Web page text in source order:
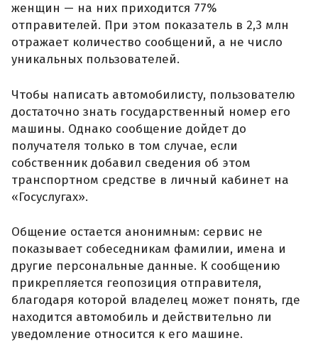
женщин — на них приходится 77%
отправителей. При этом показатель в 2,3 млн
отражает количество сообщений, а не число
уникальных пользователей.
Чтобы написать автомобилисту, пользователю
достаточно знать государственный номер его
машины. Однако сообщение дойдет до
получателя только в том случае, если
собственник добавил сведения об этом
транспортном средстве в личный кабинет на
«Госуслугах».
Общение остается анонимным: сервис не
показывает собеседникам фамилии, имена и
другие персональные данные. К сообщению
прикрепляется геопозиция отправителя,
благодаря которой владелец может понять, где
находится автомобиль и действительно ли
уведомление относится к его машине.